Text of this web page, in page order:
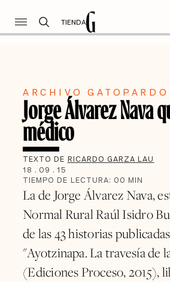
TIENDA
ARCHIVO GATOPARDO
Jorge Álvarez Nava
médico
TEXTO DE RICARDO GARZA LAU
18 . 09 . 15
TIEMPO DE LECTURA: 00 MIN
La de Jorge Álvarez Nava,
Normal Rural Raúl Isidro
de las 43 historias
"Ayotzinapa. La travesía de
(Ediciones Proceso, 2015),